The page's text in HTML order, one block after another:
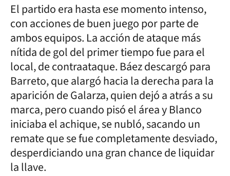
El partido era hasta ese momento intenso,
con acciones de buen juego por parte de
ambos equipos. La acción de ataque más
nítida de gol del primer tiempo fue para el
local, de contraataque. Báez descargó para
Barreto, que alargó hacia la derecha para la
aparición de Galarza, quien dejó a atrás a su
marca, pero cuando pisó el área y Blanco
iniciaba el achique, se nubló, sacando un
remate que se fue completamente desviado,
desperdiciando una gran chance de liquidar
la llave.